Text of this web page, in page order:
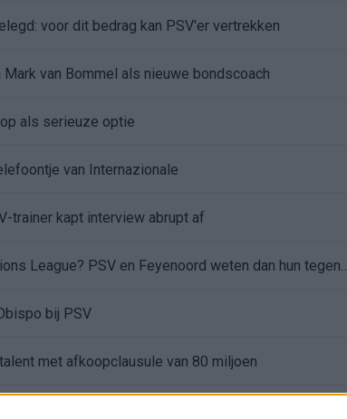
voor dit bedrag kan PSV'er vertrekken
van Bommel als nieuwe bondscoach
als serieuze optie
van Internazionale
trainer kapt interview abrupt af
bij PSV
met afkoopclausule van 80 miljoen
voor bedrag boven de vraagprijs